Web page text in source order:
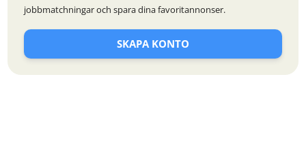
jobbmatchningar och spara dina favoritannonser.
SKAPA KONTO